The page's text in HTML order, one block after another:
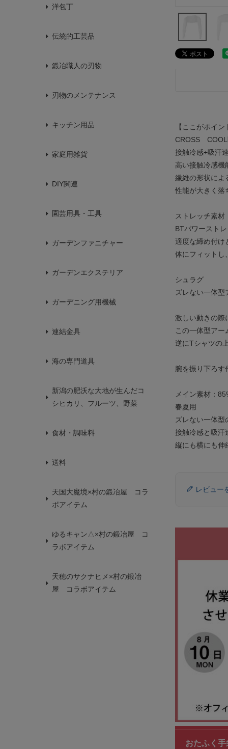
洋包丁
伝統的工芸品
鍛冶職人の刃物
刃物のメンテナンス
キッチン用品
家庭用雑貨
DIY関連
園芸用具・工具
ガーデンファニチャー
ガーデンエクステリア
ガーデニング用機械
連結金具
海の専門道具
新潟の肥沃な大地が生んだコ
シヒカリ、フルーツ、野菜
食材・調味料
送料
天国大魔境×村の鍛冶屋 コラ
ボアイテム
ゆるキャン△×村の鍛冶屋 コ
ラボアイテム
天穂のサクナヒメ×村の鍛冶
屋 コラボアイテム
【ここがポイン
CROSS COOL
接触冷感+吸汗
高い接触冷感
繊維の形状によ
性能が大きく落
ストレッチ素材
BTパワースト
適度な締め付け
体にフィットし
シュラグ
ズレない一体型
激しい動きの際
この一体型ア
逆にTシャツの
腕を振り下ろす
メイン素材：
春夏用
ズレない一体型
接触冷感と吸汗
縦にも横にも伸
レビュー
おたふく